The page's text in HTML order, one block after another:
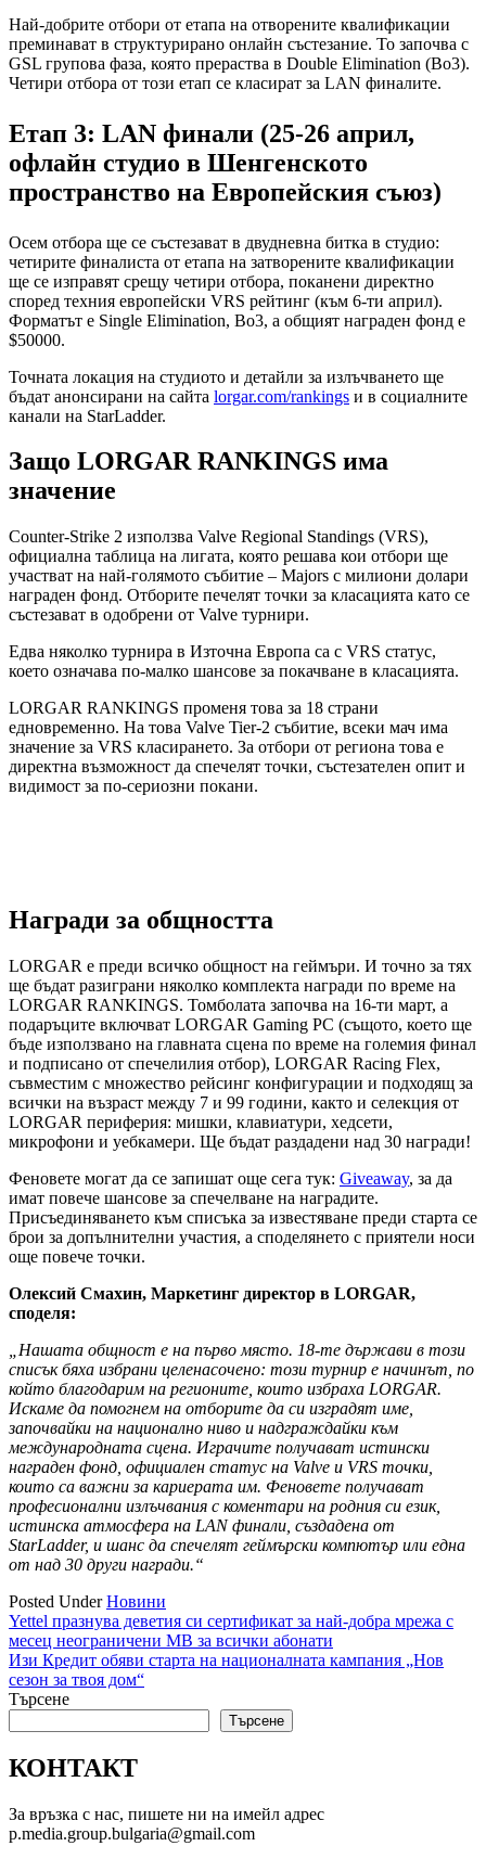
Най-добрите отбори от етапа на отворените квалификации
преминават в структурирано онлайн състезание. То започва с
GSL групова фаза, която прераства в Double Elimination (Bo3).
Четири отбора от този етап се класират за LAN финалите.
Етап 3: LAN финали (25-26 април,
офлайн студио в Шенгенското
пространство на Европейския съюз)
Осем отбора ще се състезават в двудневна битка в студио:
четирите финалиста от етапа на затворените квалификации
ще се изправят срещу четири отбора, поканени директно
според техния европейски VRS рейтинг (към 6-ти април).
Форматът е Single Elimination, Bo3, а общият награден фонд е
$50000.
Точната локация на студиото и детайли за излъчването ще
бъдат анонсирани на сайта lorgar.com/rankings и в социалните
канали на StarLadder.
Защо LORGAR RANKINGS има
значение
Counter-Strike 2 използва Valve Regional Standings (VRS),
официална таблица на лигата, която решава кои отбори ще
участват на най-голямото събитие – Majors с милиони долари
награден фонд. Отборите печелят точки за класацията като се
състезават в одобрени от Valve турнири.
Едва няколко турнира в Източна Европа са с VRS статус,
което означава по-малко шансове за покачване в класацията.
LORGAR RANKINGS променя това за 18 страни
едновременно. На това Valve Tier-2 събитие, всеки мач има
значение за VRS класирането. За отбори от региона това е
директна възможност да спечелят точки, състезателен опит и
видимост за по-сериозни покани.
Награди за общността
LORGAR е преди всичко общност на геймъри. И точно за тях
ще бъдат разиграни няколко комплекта награди по време на
LORGAR RANKINGS. Томболата започва на 16-ти март, а
подаръците включват LORGAR Gaming PC (същото, което ще
бъде използвано на главната сцена по време на големия финал
и подписано от спечелилия отбор), LORGAR Racing Flex,
съвместим с множество рейсинг конфигурации и подходящ за
всички на възраст между 7 и 99 години, както и селекция от
LORGAR периферия: мишки, клавиатури, хедсети,
микрофони и уебкамери. Ще бъдат раздадени над 30 награди!
Феновете могат да се запишат още сега тук: Giveaway, за да
имат повече шансове за спечелване на наградите.
Присъединяването към списъка за известяване преди старта се
брои за допълнителни участия, а споделянето с приятели носи
още повече точки.
Олексий Смахин, Маркетинг директор в LORGAR,
споделя:
„Нашата общност е на първо място. 18-те държави в този
списък бяха избрани целенасочено: този турнир е начинът, по
който благодарим на регионите, които избраха LORGAR.
Искаме да помогнем на отборите да си изградят име,
започвайки на национално ниво и надграждайки към
международната сцена. Играчите получават истински
награден фонд, официален статус на Valve и VRS точки,
които са важни за кариерата им. Феновете получават
професионални излъчвания с коментари на родния си език,
истинска атмосфера на LAN финали, създадена от
StarLadder, и шанс да спечелят геймърски компютър или една
от над 30 други награди.“
Posted UnderНовини
Навигация
Yettel празнува деветия си сертификат за най-добра мрежа с
месец неограничени MB за всички абонати
Изи Кредит обяви старта на националната кампания „Нов
сезон за твоя дом“
Търсене
Търсене
КОНТАКТ
За връзка с нас, пишете ни на имейл адрес
p.media.group.bulgaria@gmail.com